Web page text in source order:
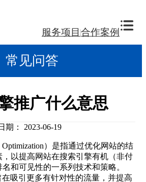
服务项目 合作案例
常见问答
推广什么意思
期： 2023-06-19
Optimization）是指通过优化网站的结
以提高网站在搜索引擎有机（非付
和可见性的一系列技术和策略。
在吸引更多有针对性的流量，并提高